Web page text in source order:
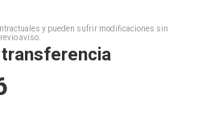
y pueden sufrir modificaciones sin
aviso.